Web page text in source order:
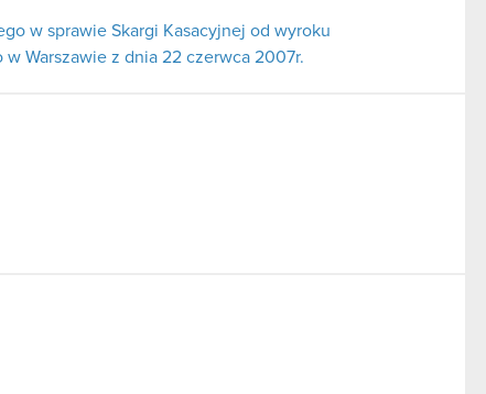
w sprawie Skargi Kasacyjnej od wyroku
Warszawie z dnia 22 czerwca 2007r.